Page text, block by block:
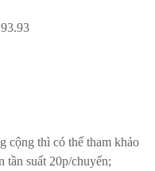
cộng thì có thể tham khảo
tần suất 20p/chuyến;